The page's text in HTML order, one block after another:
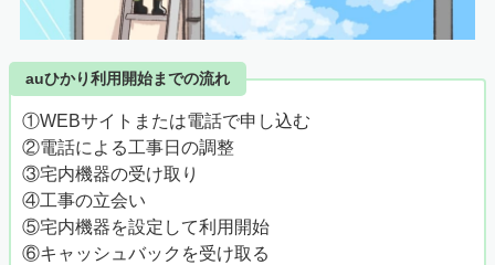
auひかり利用開始までの流れ
①WEBサイトまたは電話で申し込む
②電話による工事日の調整
③宅内機器の受け取り
④工事の立会い
⑤宅内機器を設定して利用開始
⑥キャッシュバックを受け取る